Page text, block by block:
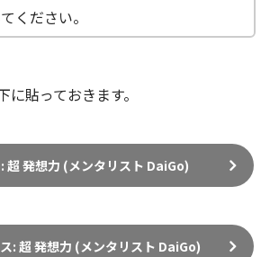
ください。
貼っておきます。
発想力 (メンタリスト DaiGo)
: 超 発想力 (メンタリスト DaiGo)